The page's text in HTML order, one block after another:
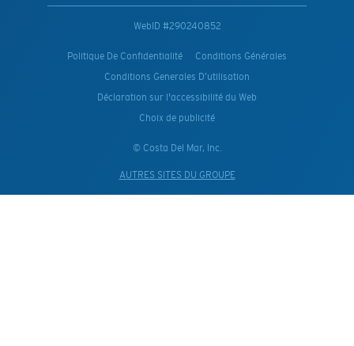
WebID #290240852
Politique De Confidentialité
Conditions Générales
Conditions Generales D’utilisation
Déclaration sur l'accessibilité du Web
Choix de publicité
© Costa Del Mar, Inc.
AUTRES SITES DU GROUPE